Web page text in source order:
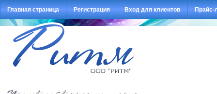
Главная страница Регистрация Вход для клиентов Прайс-